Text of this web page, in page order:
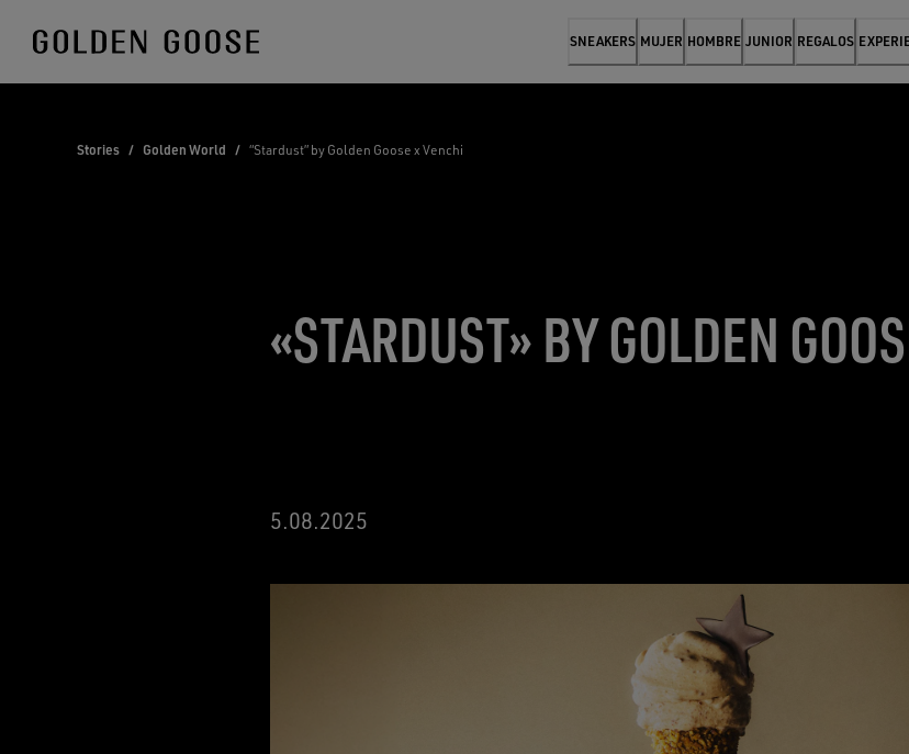
SNEAKERS MUJER HOMBRE JUNIOR REGALOS
Stories / Golden World / “Stardust” by Golden Goose x Venchi
«STARDUST» BY GOLDEN
5.08.2025